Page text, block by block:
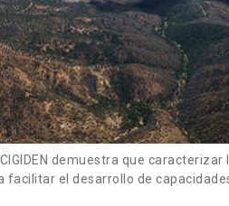
demuestra que
facilitar el desarrollo de